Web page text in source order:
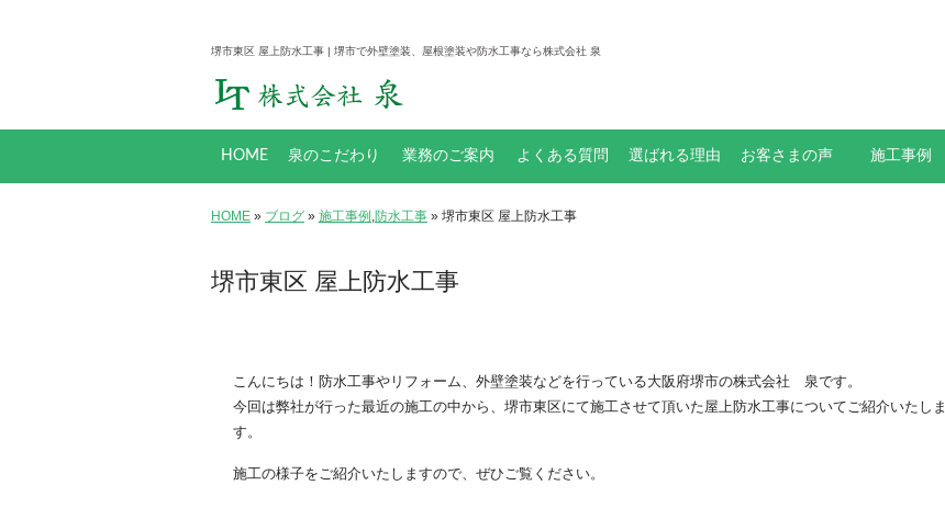
堺市東区 屋上防水工事 | 堺市で外壁塗装、屋根塗装や防水工事なら株式会社 泉
HOME 泉のこだわり 業務のご案内
塗料について
防水工事とは
工事メニュー
よくある質問 選ばれる理由 お客さまの声 施工事例
HOME » ブログ » 施工事例 防水工事 » 堺市東区 屋上防水工事
堺市東区 屋上防水工事
こんにちは！防水工事やリフォーム、外壁塗装などを行っている大阪府堺市の株式会社 泉です。
今回は弊社が行った最近の施工の中から、堺市東区にて施工させて頂いた屋上防水工事についてご紹介いたしま
す。
施工の様子をご紹介いたしますので、ぜひご覧ください。